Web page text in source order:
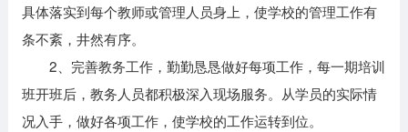
具体落实到每个教师或管理人员身上，使学校的管理工作有
条不紊，井然有序。
2、完善教务工作，勤勤恳恳做好每项工作，每一期培训
班开班后，教务人员都积极深入现场服务。从学员的实际情
况入手，做好各项工作，使学校的工作运转到位。